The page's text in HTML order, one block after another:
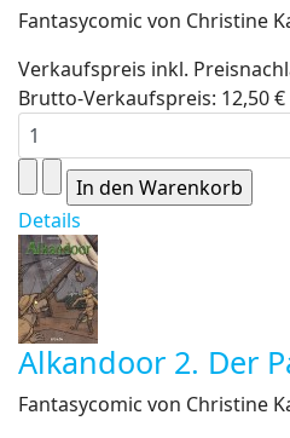
Fantasycomic von Christine
Verkaufspreis inkl.
Brutto-Verkaufspreis: 12,50 €
Details
Alkandoor 2. Der
Fantasycomic von Christine